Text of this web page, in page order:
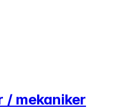
/ mekaniker